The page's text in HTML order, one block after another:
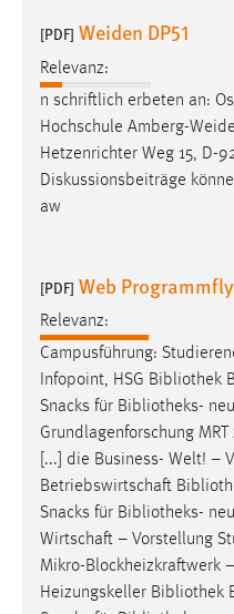
[PDF] Weiden DP51
Relevanz:
n schriftlich erbeten an:
Hochschule Amberg-
Hetzenrichter Weg 15, D-
Diskussionsbeiträge
aw
[PDF] Web
Relevanz:
Campusführung:
Infopoint, HSG Bibliothek
Snacks für Bibliotheks-
Grundlagenforschung
[...] die Business- Welt! –
Betriebswirtschaft
Snacks für Bibliotheks-
Wirtschaft – Vorstellung
Mikro-Blockheizkraftwerk
Heizungskeller Bibliothek
Name:
Zweck:
Zugriffsstatistik
Cookie Laufzeit:
Max. 13 Monate
MARKETING
verwendet, um
Sie tun dies, indem sie
hinweg verfolgen.
Google Ads
Name:
_gcl_au
Anbieter:
Google Ireland Limited